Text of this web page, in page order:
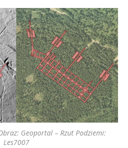
Geoportal – Rzut Podziemi:
Les7007